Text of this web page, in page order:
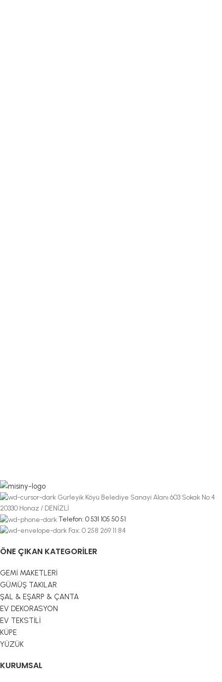
Gürleyik Köyü Belediye Sanayi Alanı 603 Sokak No:4
20330 Honaz / DENİZLİ
Telefon: 0 531 105 50 51
Fax: 0 258 269 11 84
ÖNE ÇIKAN KATEGORILER
GEMİ MAKETLERİ
GÜMÜŞ TAKILAR
ŞAL & EŞARP & ÇANTA
EV DEKORASYON
EV TEKSTİLİ
KÜPE
YÜZÜK
KURUMSAL